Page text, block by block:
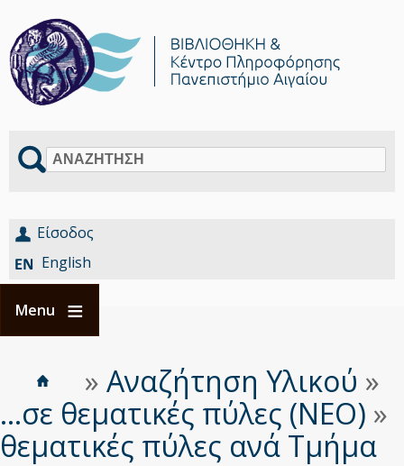
Αναζήτηση
Είσοδος
English
Menu
Breadcrumbs
Είστε
εδώ
» Αναζήτηση Υλικού »
...σε θεματικές πύλες (ΝΕΟ) »
θεματικές πύλες ανά Τμήμα